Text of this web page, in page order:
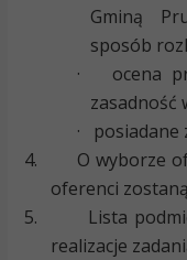
Gminą
sposób
·
ocena
zasadność
·
posiadane
4.
O wyborze
oferenci
5.
Lista
realizacje